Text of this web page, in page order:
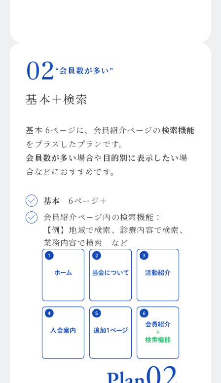
02 “会員数が多い”
基本＋検索
基本 6ページに、会員紹介ページの検索機能
をプラスしたプランです。
会員数が多い場合や 目的別に表示したい場
合などにおすすめです。
基本 6ページ＋
会員紹介ページ内の検索機能：
【例】地域で検索、診療内容で検索、
業務内容で検索 など